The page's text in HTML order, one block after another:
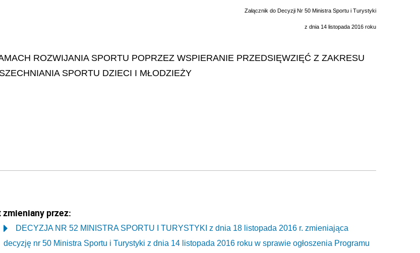
Załącznik do Decyzji Nr 50 Ministra Sportu i Turystyki
z dnia 14 listopada 2016 roku
ROZWIJANIA SPORTU POPRZEZ WSPIERANIE PRZEDSIĘWZIĘĆ Z ZAKRESU
SPORTU DZIECI I MŁODZIEŻY
zmieniany przez:
DECYZJA NR 52 MINISTRA SPORTU I TURYSTYKI z dnia 18 listopada 2016 r. zmieniająca
decyzję nr 50 Ministra Sportu i Turystyki z dnia 14 listopada 2016 roku w sprawie ogłoszenia Programu